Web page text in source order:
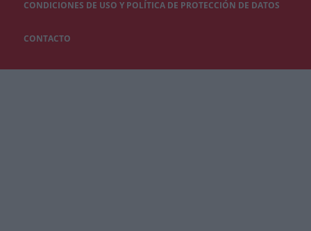
CONDICIONES DE USO Y POLÍTICA DE PROTECCIÓN DE DATOS
CONTACTO